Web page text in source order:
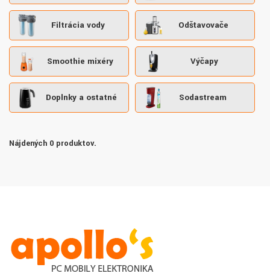
Filtrácia vody Odšťavovače
Smoothie mixéry Výčapy
Doplnky a ostatné Sodastream
Nájdených 0 produktov.